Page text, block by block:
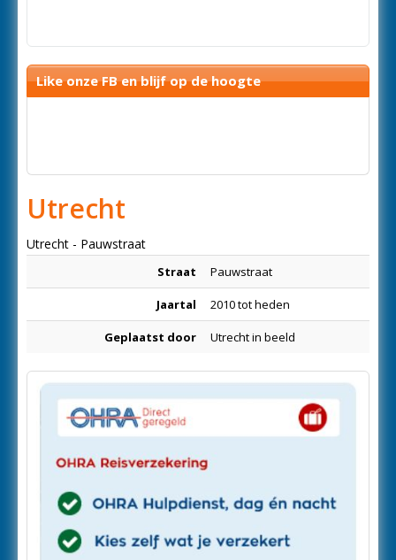
Like onze FB en blijf op de hoogte
Utrecht
Utrecht - Pauwstraat
Straat Pauwstraat
Jaartal 2010 tot heden
Geplaatst door Utrecht in beeld